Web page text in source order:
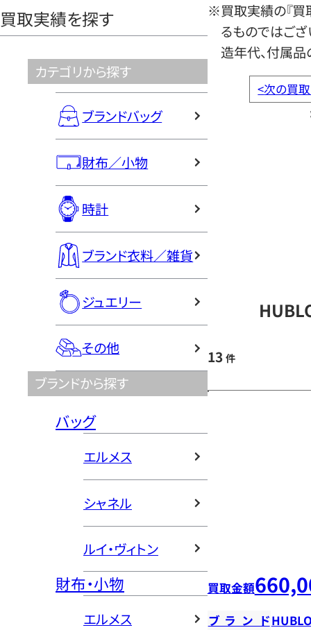
買取実績を探す
カテゴリから探す
ブランドバッグ
財布／小物
時計
ブランド衣料／雑貨
ジュエリー
その他
ブランドから探す
バッグ
エルメス
シャネル
ルイ・ヴィトン
財布・小物
エルメス
※買取実績の『買
るものではござ
造年代、付属品
<次の買
13 件
買取金額
ブランド